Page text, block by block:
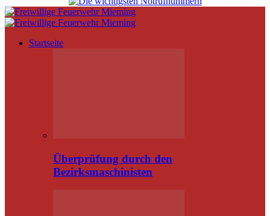
Startseite
Überprüfung durch den
Bezirksmaschinisten